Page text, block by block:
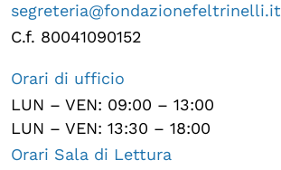
segreteria@fondazionefeltrinelli.it
C.f. 80041090152
Orari di ufficio
LUN – VEN: 09:00 – 13:00
LUN – VEN: 13:30 – 18:00
Orari Sala di Lettura